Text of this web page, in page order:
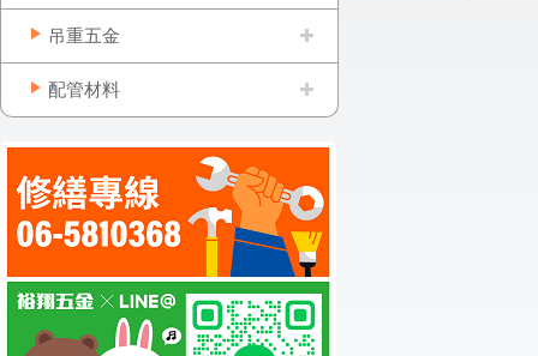
吊重五金
配管材料